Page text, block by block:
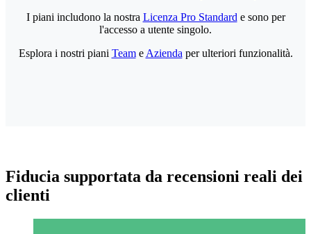
I piani includono la nostra Licenza Pro Standard e sono per
l'accesso a utente singolo.
Esplora i nostri piani Teame Azienda per ulteriori funzionalità.
Fiducia supportata da recensioni reali dei
clienti